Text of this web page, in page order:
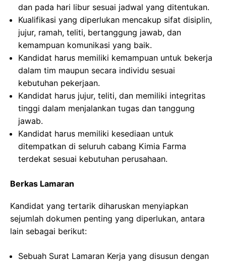
dan pada hari libur sesuai jadwal yang ditentukan.
Kualifikasi yang diperlukan mencakup sifat disiplin,
jujur, ramah, teliti, bertanggung jawab, dan
kemampuan komunikasi yang baik.
Kandidat harus memiliki kemampuan untuk bekerja
dalam tim maupun secara individu sesuai
kebutuhan pekerjaan.
Kandidat harus jujur, teliti, dan memiliki integritas
tinggi dalam menjalankan tugas dan tanggung
jawab.
Kandidat harus memiliki kesediaan untuk
ditempatkan di seluruh cabang Kimia Farma
terdekat sesuai kebutuhan perusahaan.
Berkas Lamaran
Kandidat yang tertarik diharuskan menyiapkan
sejumlah dokumen penting yang diperlukan, antara
lain sebagai berikut:
Sebuah Surat Lamaran Kerja yang disusun dengan